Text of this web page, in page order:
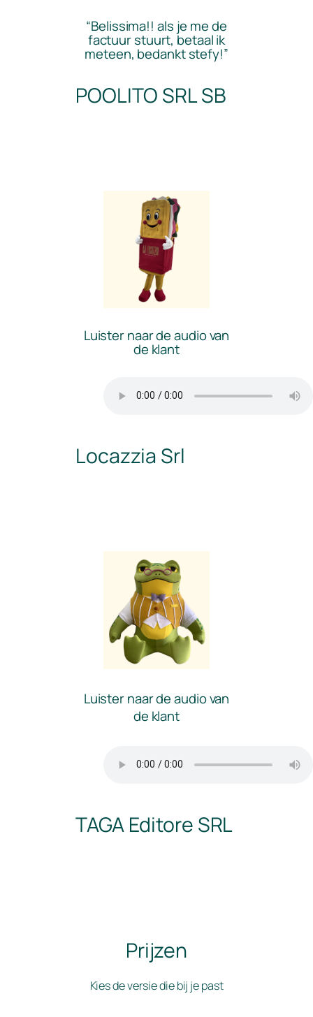
“Belissima!! als je me de
factuur stuurt, betaal ik
meteen, bedankt stefy!”
POOLITO SRL SB
Luister naar de audio van
de klant
Locazzia Srl
Luister naar de audio van
de klant
TAGA Editore SRL
Prijzen
Kies de versie die bij je past